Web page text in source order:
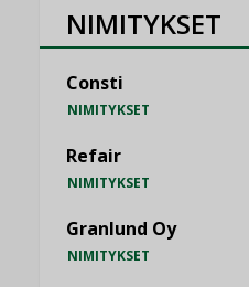
NIMITYKSET
Consti
NIMITYKSET
Refair
NIMITYKSET
Granlund Oy
NIMITYKSET